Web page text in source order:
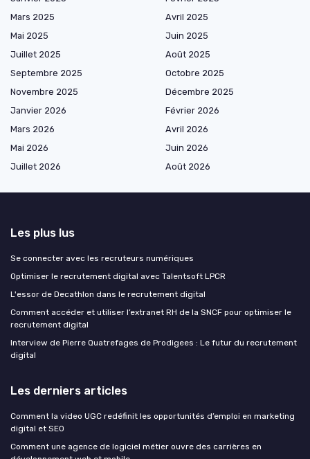
Mars 2025
Avril 2025
Mai 2025
Juin 2025
Juillet 2025
Août 2025
Septembre 2025
Octobre 2025
Novembre 2025
Décembre 2025
Janvier 2026
Février 2026
Mars 2026
Avril 2026
Mai 2026
Juin 2026
Juillet 2026
Août 2026
Les plus lus
Se connecter avec les recruteurs numériques
Optimiser le recrutement digital avec Talentsoft LPCR
L'essor de Decathlon dans le recrutement digital
Comment accéder et utiliser l’extranet RH de la SNCF pour optimiser le
recrutement digital
Interview de Pierre Quatrefages de Prodigees : Le futur du recrutement
digital
Les derniers articles
Comment la video UGC redéfinit les opportunités d’emploi en marketing
digital et SEO
Comment une agence de logiciel métier ouvre des carrières en